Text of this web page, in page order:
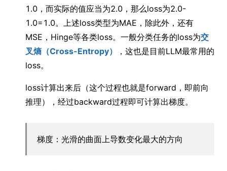
1.0，而实际的值应当为2.0，那么loss为2.0-
1.0=1.0。上述loss类型为MAE，除此外，还有
MSE，Hinge等各类loss。一般分类任务的loss为交
叉熵（Cross-Entropy）
，这也是目前LLM最常用的
loss。
loss计算出来后（这个过程也就是forward，即前向
推理），经过backward过程即可计算出梯度。
梯度：光滑的曲面上导数变化最大的方向